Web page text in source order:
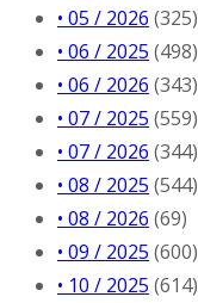
• 05 / 2026 (325)
• 06 / 2025 (498)
• 06 / 2026 (343)
• 07 / 2025 (559)
• 07 / 2026 (344)
• 08 / 2025 (544)
• 08 / 2026 (69)
• 09 / 2025 (600)
• 10 / 2025 (614)